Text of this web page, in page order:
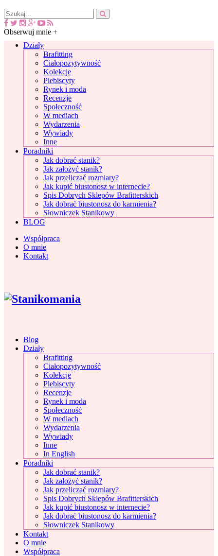
Obserwuj mnie +
Działy
Brafitting
Ciałopozytywność
Kolekcje
Plebiscyty
Rynek i moda
Recenzje
Społeczność
W mediach
Wydarzenia
Wywiady
Inne
Poradniki
Jak dobrać stanik?
Jak założyć stanik?
Jak przeliczać rozmiary?
Jak kupić biustonosz w internecie?
Spis Dobrych Sklepów Brafitterskich
Jak dobrać biustonosz do karmienia?
Słowniczek Stanikowy
BLOG
Współpraca
O mnie
Kontakt
Blog
Działy
Brafitting
Ciałopozytywność
Kolekcje
Plebiscyty
Recenzje
Rynek i moda
Społeczność
W mediach
Wydarzenia
Wywiady
Inne
In English
Poradniki
Jak dobrać stanik?
Jak założyć stanik?
Jak przeliczać rozmiary?
Spis Dobrych Sklepów Brafitterskich
Jak kupić biustonosz w internecie?
Jak dobrać biustonosz do karmienia?
Słowniczek Stanikowy
Kontakt
O mnie
Współpraca